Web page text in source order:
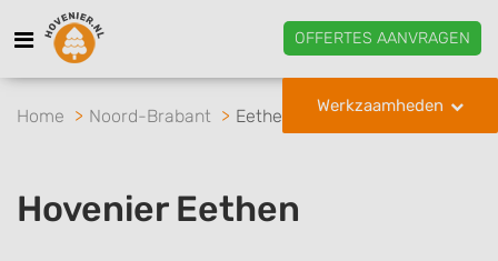
OFFERTES AANVRAGEN
Werkzaamheden
Home Noord-Brabant Eethen
Hovenier Eethen